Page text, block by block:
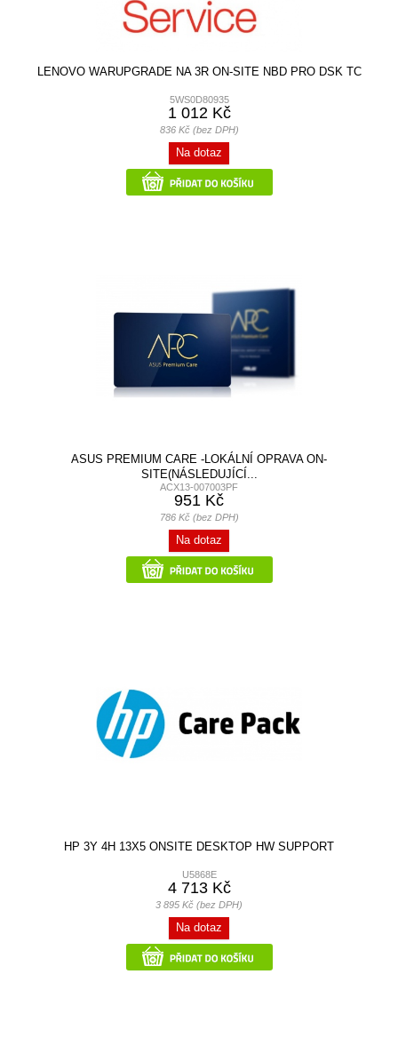
LENOVO WARUPGRADE NA 3R ON-SITE NBD PRO DSK TC
5WS0D80935
1 012 Kč
836 Kč (bez DPH)
Na dotaz
ASUS PREMIUM CARE -LOKÁLNÍ OPRAVA ON-
SITE(NÁSLEDUJÍCÍ...
ACX13-007003PF
951 Kč
786 Kč (bez DPH)
Na dotaz
HP 3Y 4H 13X5 ONSITE DESKTOP HW SUPPORT
U5868E
4 713 Kč
3 895 Kč (bez DPH)
Na dotaz